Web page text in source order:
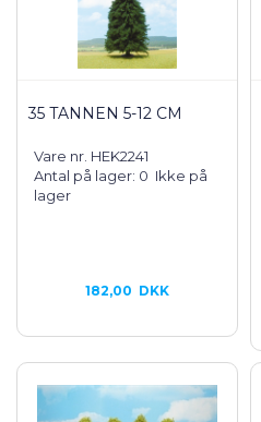
35 TANNEN 5-12 CM
Vare nr. HEK2241
Antal på lager: 0 Ikke på
lager
182,00 DKK